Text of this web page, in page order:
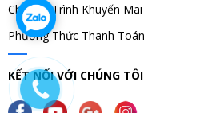
Chương Trình Khuyến Mãi
Phương Thức Thanh Toán
KẾT NỐI VỚI CHÚNG TÔI